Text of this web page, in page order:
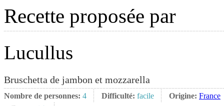
Recette proposée par
Lucullus
Bruschetta de jambon et mozzarella
Nombre de personnes: 4 Difficulté: facile Origine: France